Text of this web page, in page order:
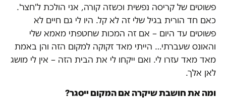
פשוטים של קריסה נפשית וכשזה קורה, אני הולכת ל'חצר'.
כאם חד הורית בגיל שלי זה לא קל. היו לי גם חיים לא
פשוטים עד היום – אם זה המכות שחטפתי מאמא שלי
והאונס שעברתי… הייתי מאד זקוקה למקום הזה והן באמת
מאד מאד עזרו לי. ואם ייקחו לי את הבית הזה – אין לי מושג
לאן אלך.
ומה את חושבת שיקרה אם המקום ייסגר?